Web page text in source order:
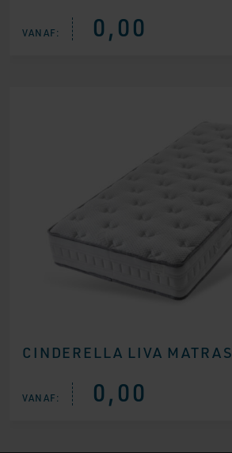
VANAF: 0,00
CINDERELLA LIVA MATRAS
VANAF: 0,00